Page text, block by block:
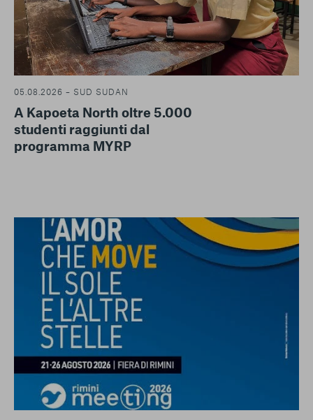
05.08.2026 – SUD SUDAN
A Kapoeta North oltre 5.000
studenti raggiunti dal
programma MYRP